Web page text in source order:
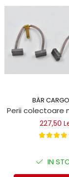
BÄR
Perii colectoare
227,50
IN